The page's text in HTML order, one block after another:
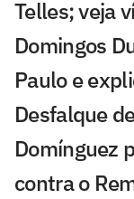
Telles; veja
Domingos
Paulo e
Desfalque
Domínguez
contra o